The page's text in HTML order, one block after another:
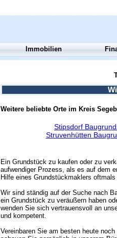
Weitere beliebte Orte im Kreis
Stipsdorf
Struvenhütten
Ein Grundstück zu kaufen oder zu
aufwendiger Prozess, als es auf dem
Hilfe eines Grundstückmaklers
Wir sind ständig auf der Suche nach
ein Grundstück zu veräußern haben
wenden Sie sich vertrauensvoll an
und kompetent.
Vereinbaren Sie am besten heute
Immobilien